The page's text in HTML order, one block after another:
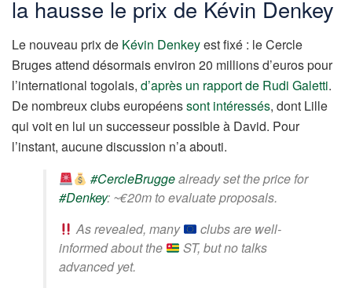
la hausse le prix de Kévin Denkey
Le nouveau prix de Kévin Denkeyest fixé : le Cercle
Bruges attend désormais environ 20 millions d’euros pour
l’international togolais, d’après un rapport de Rudi Galetti.
De nombreux clubs européenssont intéressés, dont Lille
qui voit en lui un successeur possible à David. Pour
l’instant, aucune discussion n’a abouti.
#CercleBruggealready set the price for
#Denkey: ~€20m to evaluate proposals.
As revealed, many
clubs are well-
informed about the
ST, but no talks
advanced yet.